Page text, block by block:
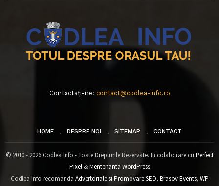
Contactați-ne: contact@codlea-info.ro
HOME DESPRE NOI SITEMAP CONTACT
© 2010 - 2026 Codlea Info - Toate Drepturile Rezervate. In colaborare cu Perfect
Pixel&Mentenanta WordPress
Codlea Info recomanda Advertoriale si Promovare SEO, Brasov Events, WP